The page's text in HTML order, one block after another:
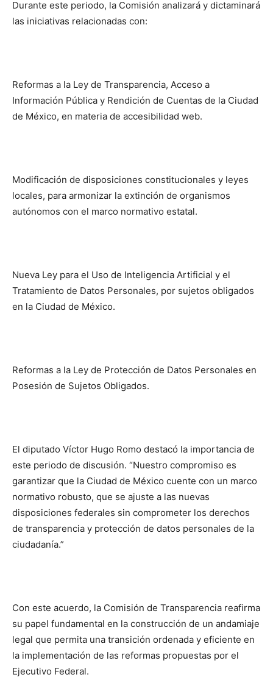
Durante este periodo, la Comisión analizará y dictaminará
las iniciativas relacionadas con:
Reformas a la Ley de Transparencia, Acceso a
Información Pública y Rendición de Cuentas de la Ciudad
de México, en materia de accesibilidad web.
Modificación de disposiciones constitucionales y leyes
locales, para armonizar la extinción de organismos
autónomos con el marco normativo estatal.
Nueva Ley para el Uso de Inteligencia Artificial y el
Tratamiento de Datos Personales, por sujetos obligados
en la Ciudad de México.
Reformas a la Ley de Protección de Datos Personales en
Posesión de Sujetos Obligados.
El diputado Víctor Hugo Romo destacó la importancia de
este periodo de discusión. “Nuestro compromiso es
garantizar que la Ciudad de México cuente con un marco
normativo robusto, que se ajuste a las nuevas
disposiciones federales sin comprometer los derechos
de transparencia y protección de datos personales de la
ciudadanía.”
Con este acuerdo, la Comisión de Transparencia reafirma
su papel fundamental en la construcción de un andamiaje
legal que permita una transición ordenada y eficiente en
la implementación de las reformas propuestas por el
Ejecutivo Federal.